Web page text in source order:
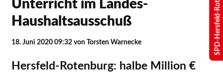
Unterricht im Landes-
Haushaltsausschuß
18. Juni 2020 09:32von Torsten Warnecke
Hersfeld-Rotenburg: halbe Million €
SPD-Hersfeld-Rotenburg